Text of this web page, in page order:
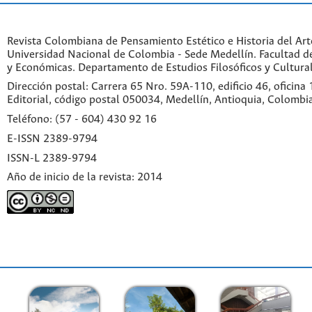
Revista Colombiana de Pensamiento Estético e Historia del
Universidad Nacional de Colombia - Sede Medellín. Facultad
y Económicas. Departamento de Estudios Filosóficos y
Dirección postal: Carrera 65 Nro. 59A-110, edificio 46, oficina
Editorial, código postal 050034, Medellín, Antioquia,
Teléfono: (57 - 604) 430 92 16
E-ISSN 2389-9794
ISSN-L 2389-9794
Año de inicio de la revista: 2014